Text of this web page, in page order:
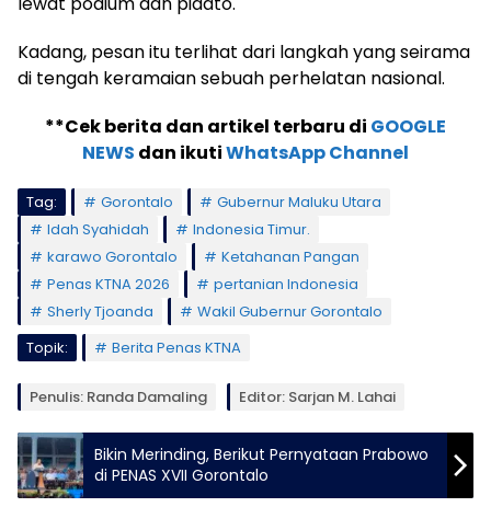
Kadang, pesan itu terlihat dari langkah yang seirama
di tengah keramaian sebuah perhelatan nasional.
**Cek berita dan artikel terbaru di GOOGLE
NEWS dan ikutiWhatsApp Channel
Tag: Gorontalo
Gubernur Maluku Utara
Idah Syahidah
Indonesia Timur.
karawo Gorontalo
Ketahanan Pangan
Penas KTNA 2026
pertanian Indonesia
Sherly Tjoanda
Wakil Gubernur Gorontalo
Topik:
Berita Penas KTNA
Penulis: Randa Damaling Editor: Sarjan M. Lahai
Bikin Merinding, Berikut Pernyataan Prabowo
di PENAS XVII Gorontalo